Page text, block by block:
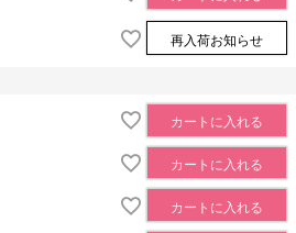
再入荷お知らせ
カートに入れる
カートに入れる
カートに入れる